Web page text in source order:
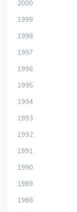
2000
1999
1998
1997
1996
1995
1994
1993
1992
1991
1990
1989
1988